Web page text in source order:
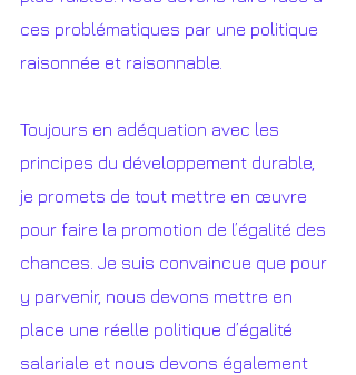
ces problématiques par une politique
raisonnée et raisonnable.
Toujours en adéquation avec les
principes du développement durable,
je promets de tout mettre en œuvre
pour faire la promotion de l’égalité des
chances. Je suis convaincue que pour
y parvenir, nous devons mettre en
place une réelle politique d’égalité
salariale et nous devons également